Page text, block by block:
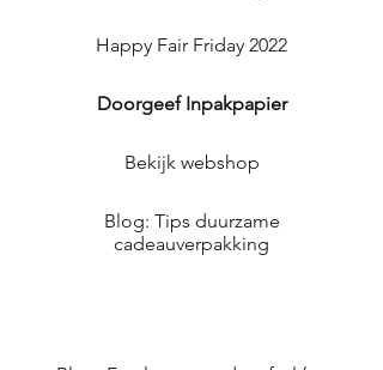
Happy Fair Friday 2022
Doorgeef Inpakpapier
Bekijk webshop
Blog: Tips duurzame
cadeauverpakking